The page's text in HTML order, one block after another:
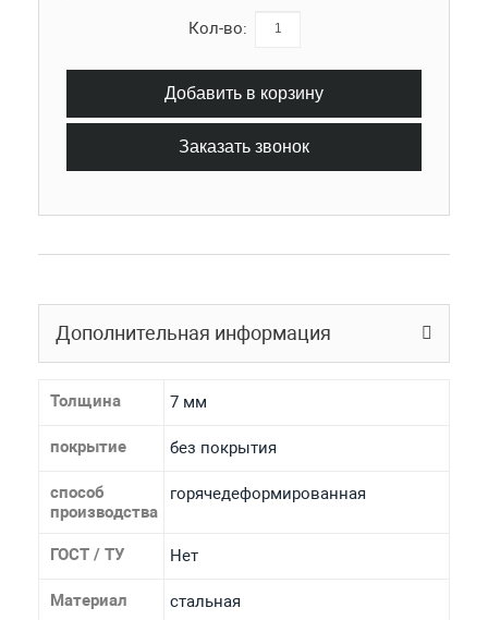
Кол-во:
Добавить в корзину
Заказать звонок
Дополнительная информация
Толщина 7 мм
покрытие без покрытия
способ
производства
горячедеформированная
ГОСТ / ТУ Нет
Материал стальная